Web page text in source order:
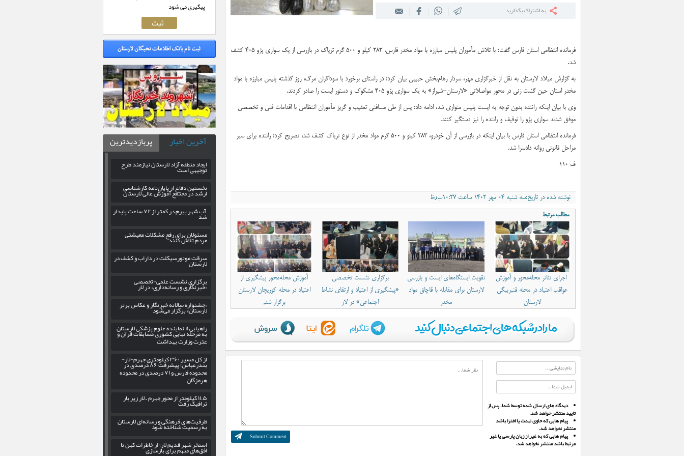
۱۱.۵ کیلومتر از محور جهرم ـ لار زیر بار ترافیک رفت
فرمانده انتظامی استان فارس گفت: با تلاش مأموران پلیس مبارزه با مواد مخدر فارس، ۲۸۳ کیلو و ۵۰۰ گرم تریاک در بازرسی از یک سواری پژو ۴۰۵ کشف
شد.
به گزارش میلاد لارستان به نقل از خبرگزاری مهر، سردار رهام‌بخش حبیبی بیان کرد: در راستای برخورد با سوداگران مرگ، روز گذشته پلیس مبارزه با مواد
مخدر استان حین گشت زنی در محور مواصلاتی «لارستان-شیراز» به یک سواری پژو ۴۰۵ مشکوک و دستور ایست را صادر کردند.
وی با بیان اینکه راننده بدون توجه به ایست پلیس متواری شد، ادامه داد: پس از طی مسافتی تعقیب و گریز مأموران انتظامی با اقدامات فنی و تخصصی
موفق شدند سواری پژو را توقیف و راننده را نیز دستگیر کنند.
فرمانده انتظامی استان فارس با بیان اینکه در بازرسی از آن خودرو، ۲۸۳ کیلو و ۵۰۰ گرم مواد مخدر از نوع تریاک کشف شد، تصریح کرد: راننده برای سیر
مراحل قانونی روانه دادسرا شد.
ف ۱۱۰
نوشته شده در تاریخ:سه شنبه ۰۴ مهر ۱۴۰۲ ساعت ۱۰:۲۷ب٫ظ
مطالب مرتبط
اجرای تئاتر محله‌محور و آموزش
عواقب اعتیاد در محله قنبربیگی
لارستان
تقویت ایستگاه‌های ایست و بازرسی
لارستان برای مقابله با قاچاق مواد
مخدر
برگزاری نشست تخصصی
«پیشگیری از اعتیاد و ارتقای نشاط
اجتماعی» در لار
آموزش محله‌محور پیشگیری از
اعتیاد در محله کوریچان لارستان
برگزار شد,
دیدگاه های ارسال شده توسط شما، پس از
تایید منتشر خواهد شد.
پیام هایی که حاوی تهمت یا افترا باشد
منتشر نخواهد شد.
پیام هایی که به غیر از زبان پارسی یا غیر
مرتبط باشد منتشر نخواهد شد.
پیگیری می شود
آخرین اخبار پربازدیدترین
ایجاد منطقه آزاد لارستان نیازمند طرح
توجیهی است
نخستین دفاع از پایان‌نامه کارشناسی
ارشد در مجتمع آموزش عالی لارستان
آب شهر بیرم در کمتر از ۷۲ ساعت پایدار شد
مسئولان برای رفع مشکلات معیشتی
مردم تلاش کنند
سرقت موتورسیکلت در داراب و کشف در
لارستان
برگزاری نشست علمی-تخصصی
«خبرنگاری و رسانه‌داری» در لار
«جشنواره سالانه خبرنگار و عکاس برتر
لارستان» برگزار می‌شود
راهیابی ۱۱ نماینده علوم پزشکی لارستان
به مرحله نهایی کشوری مسابقات قرآن و
عترت وزارت بهداشت
از کل مسیر ۳۶۰ کیلومتری جهرم-لار-
بندرعباس؛ پیشرفت ۸۶ درصدی در
محدوده فارس و ۷۱ درصدی در محدوده هرمزگان
۱۱.۵ کیلومتر از محور جهرم ـ لار زیر بار
ترافیک رفت
ظرفیت‌های فرهنگی و رسانه‌ای لارستان
به رسمیت شناخته شود
استخر شهر قدیم لار؛ از خاطرات کهن تا
افق‌های مبهم برای بازسازی